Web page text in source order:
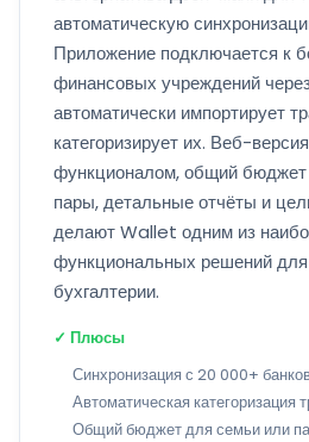
автоматическую
Приложение подключается к
финансовых учреждений
автоматически импортирует
категоризирует их. Веб-
функционалом, общий
пары, детальные отчёты и
делают Wallet одним из
функциональных решений
бухгалтерии.
✓ Плюсы
Синхронизация с 20 000+
Автоматическая категоризация
Общий бюджет для семьи или